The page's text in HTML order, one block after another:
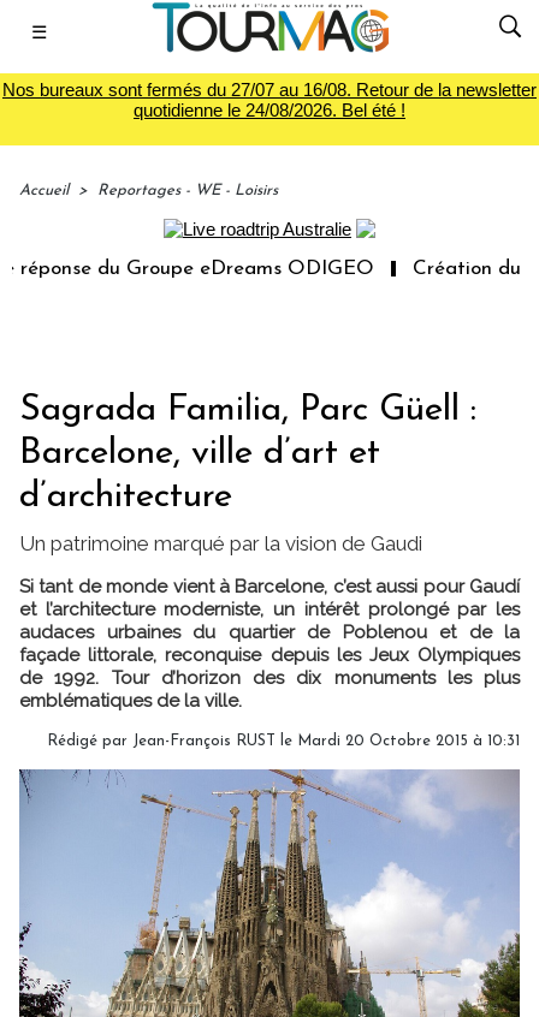
☰
Nos bureaux sont fermés du 27/07 au 16/08. Retour de la newsletter
quotidienne le 24/08/2026. Bel été !
Accueil > Reportages - WE - Loisirs
du Groupe eDreams ODIGEO Création du premier
Sagrada Familia, Parc Güell :
Barcelone, ville d’art et
d’architecture
Un patrimoine marqué par la vision de Gaudi
Si tant de monde vient à Barcelone, c’est aussi pour Gaudí
et l’architecture moderniste, un intérêt prolongé par les
audaces urbaines du quartier de Poblenou et de la
façade littorale, reconquise depuis les Jeux Olympiques
de 1992. Tour d’horizon des dix monuments les plus
emblématiques de la ville.
Rédigé par Jean-François RUST le Mardi 20 Octobre 2015 à 10:31